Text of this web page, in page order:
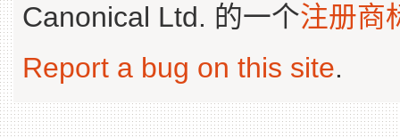
Canonical Ltd. 的一个注册商
Report a bug on this site.